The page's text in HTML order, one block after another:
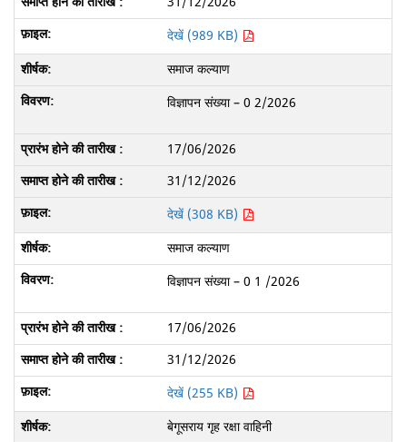
देखें (989 KB)
समाज कल्याण
विज्ञापन संख्या – 0 2/2026
17/06/2026
31/12/2026
देखें (308 KB)
समाज कल्याण
विज्ञापन संख्या – 0 1 /2026
17/06/2026
31/12/2026
देखें (255 KB)
बेगूसराय गृह रक्षा वाहिनी